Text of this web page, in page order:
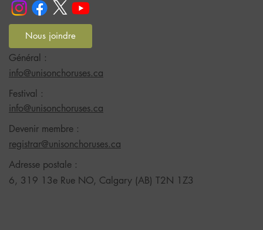
Nous joindre
Général :
info@unisonchoruses.ca
Festival :
info@unisonchoruses.ca
Devenir membre :
registrar@unisonchoruses.ca
Adresse postale :
6, 319 13e Rue NO, Calgary (AB) T2N 1Z3